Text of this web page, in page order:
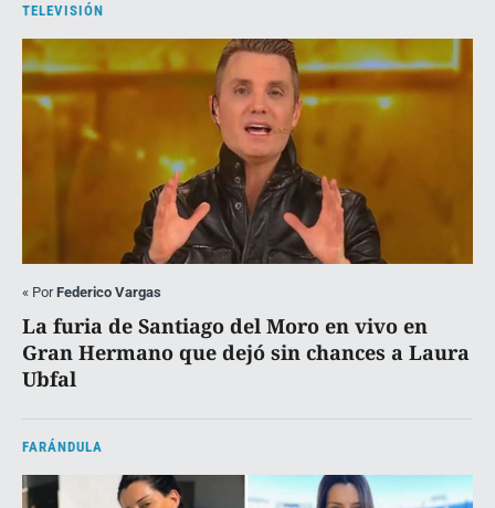
TELEVISIÓN
« PorFederico Vargas
La furia de Santiago del Moro en vivo en
Gran Hermano que dejó sin chances a Laura
Ubfal
FARÁNDULA